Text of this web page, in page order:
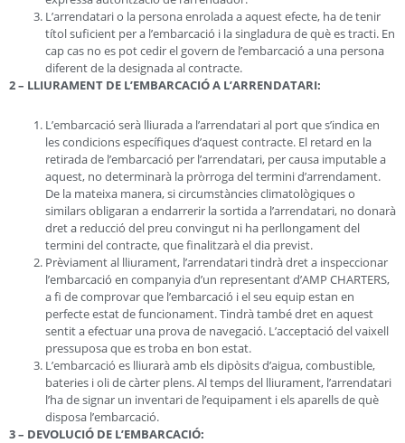
L’arrendatari o la persona enrolada a aquest efecte, ha de tenir
títol suficient per a l’embarcació i la singladura de què es tracti. En
cap cas no es pot cedir el govern de l’embarcació a una persona
diferent de la designada al contracte.
2 – LLIURAMENT DE L’EMBARCACIÓ A L’ARRENDATARI:
L’embarcació serà lliurada a l’arrendatari al port que s’indica en
les condicions específiques d’aquest contracte. El retard en la
retirada de l’embarcació per l’arrendatari, per causa imputable a
aquest, no determinarà la pròrroga del termini d’arrendament.
De la mateixa manera, si circumstàncies climatològiques o
similars obligaran a endarrerir la sortida a l’arrendatari, no donarà
dret a reducció del preu convingut ni ha perllongament del
termini del contracte, que finalitzarà el dia previst.
Prèviament al lliurament, l’arrendatari tindrà dret a inspeccionar
l’embarcació en companyia d’un representant d’AMP CHARTERS,
a fi de comprovar que l’embarcació i el seu equip estan en
perfecte estat de funcionament. Tindrà també dret en aquest
sentit a efectuar una prova de navegació. L’acceptació del vaixell
pressuposa que es troba en bon estat.
L’embarcació es lliurarà amb els dipòsits d’aigua, combustible,
bateries i oli de càrter plens. Al temps del lliurament, l’arrendatari
l’ha de signar un inventari de l’equipament i els aparells de què
disposa l’embarcació.
3 – DEVOLUCIÓ DE L’EMBARCACIÓ: